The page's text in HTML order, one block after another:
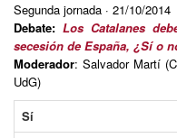
Segunda jornada · 21/10/2014
Debate: Los Catalanes
secesión de España, ¿Sí o
Moderador: Salvador Martí
UdG)
Sí